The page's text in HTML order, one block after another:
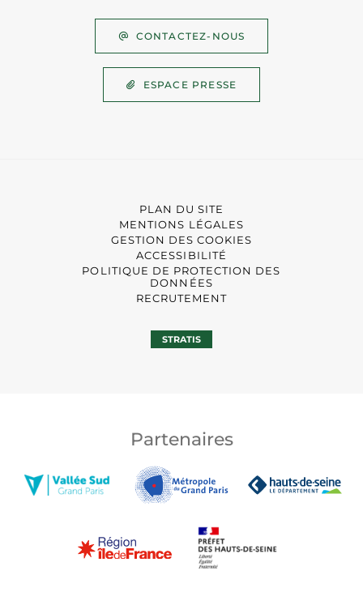
CONTACTEZ-NOUS
ESPACE PRESSE
PLAN DU SITE
MENTIONS LÉGALES
GESTION DES COOKIES
ACCESSIBILITÉ
POLITIQUE DE PROTECTION DES
DONNÉES
RECRUTEMENT
STRATIS
Partenaires